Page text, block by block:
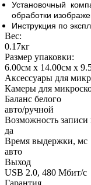
Установочный
обработки
Инструкция по
Вес:
0.17кг
Размер упаковки:
6.00см x 14.00см x
Аксессуары для
Камеры для
Баланс белого
авто/ручной
Возможность записи
да
Время выдержки, мс
авто
Выход
USB 2.0, 480 Мбит/с
Гарантия